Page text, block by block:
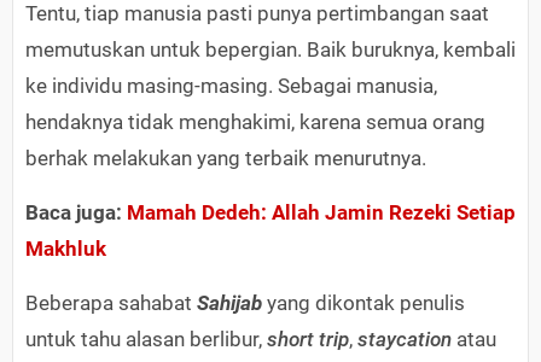
Tentu, tiap manusia pasti punya pertimbangan saat
memutuskan untuk bepergian. Baik buruknya, kembali
ke individu masing-masing. Sebagai manusia,
hendaknya tidak menghakimi, karena semua orang
berhak melakukan yang terbaik menurutnya.
Baca juga: Mamah Dedeh: Allah Jamin Rezeki Setiap
Makhluk​
Beberapa sahabat Sahijab yang dikontak penulis
untuk tahu alasan berlibur, short trip, staycation atau